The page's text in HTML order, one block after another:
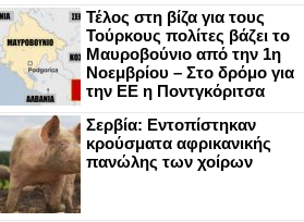
Τέλος στη βίζα για τους
Τούρκους πολίτες βάζει το
Μαυροβούνιο από την 1η
Νοεμβρίου – Στο δρόμο για
την ΕΕ η Ποντγκόριτσα
Σερβία: Εντοπίστηκαν
κρούσματα αφρικανικής
πανώλης των χοίρων